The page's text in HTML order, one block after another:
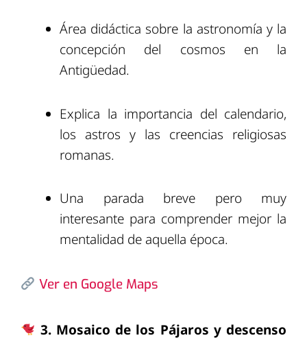
Área didáctica sobre la astronomía y la
concepción del cosmos en la
Antigüedad.
Explica la importancia del calendario,
los astros y las creencias religiosas
romanas.
Una parada breve pero muy
interesante para comprender mejor la
mentalidad de aquella época.
Ver en Google Maps
3. Mosaico de los Pájaros y descenso